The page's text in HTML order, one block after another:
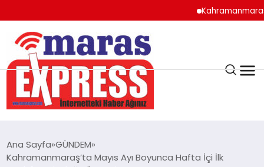
Kahramanmaraş’ta
K.MARAŞ
ANDIRIN
Ana Sayfa GÜNDEM
Kahramanmaraş’ta Mayıs Ayı Boyunca Hafta İçi İlk